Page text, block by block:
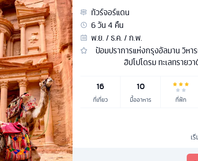
ทัวร์จอร์แดน
6วัน4 คืน
พ.ย. / ธ.ค. / ก.พ.
ป้อมปราการแห่งกรุงอัลมาน วิหา
ฮิปโปโดรม ทะเลทรายว
16
ที่เที่ยว
10
มื้ออาหาร ที่พัก
เ